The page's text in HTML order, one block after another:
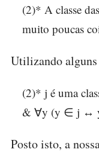
(2)* A classe
muito poucas
Utilizando
(2)* j é uma
& ∀y (y ∈ j ↔ y
Posto isto, a